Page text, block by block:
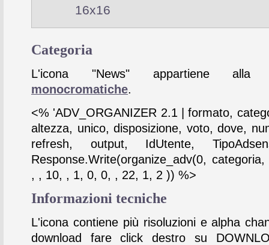
16x16
Categoria
L'icona "News" appartiene alla
monocromatiche.
<% 'ADV_ORGANIZER 2.1 | formato,
altezza, unico, disposizione, voto, dove,
refresh, output, IdUtente,
Response.Write(organize_adv(0,
, , 10, , 1, 0, 0, , 22, 1, 2 )) %>
Informazioni tecniche
L'icona contiene più risoluzioni e alpha
download fare click destro su